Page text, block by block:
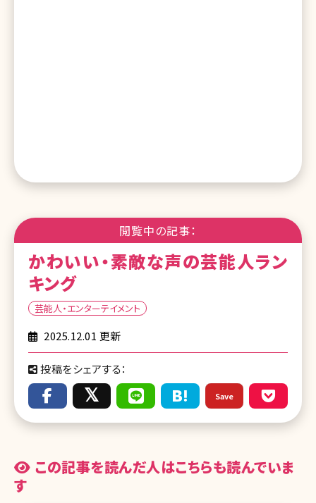
閲覧中の記事：
かわいい・素敵な声の芸能人ラン
キング
芸能人・エンターテイメント
2025.12.01 更新
投稿をシェアする：
Save
この記事を読んだ人はこちらも読んでいま
す